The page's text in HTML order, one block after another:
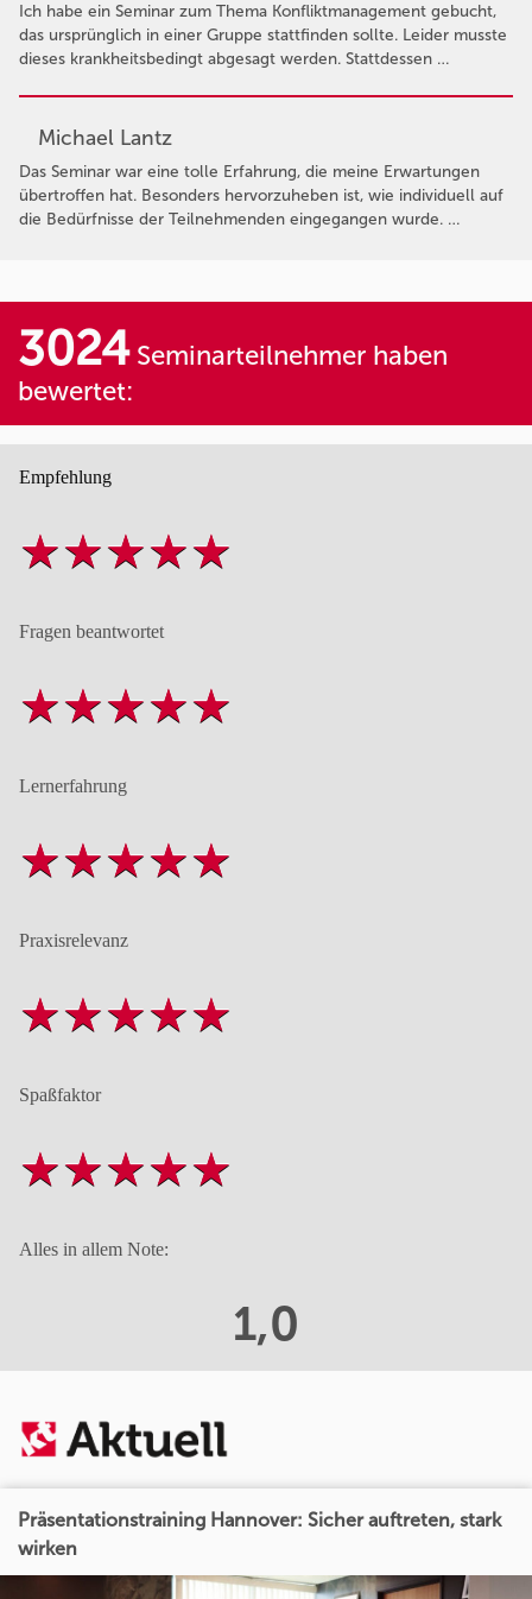
Ich habe ein Seminar zum Thema Konfliktmanagement gebucht,
das ursprünglich in einer Gruppe stattfinden sollte. Leider musste
dieses krankheitsbedingt abgesagt werden. Stattdessen …
Michael Lantz
Das Seminar war eine tolle Erfahrung, die meine Erwartungen
übertroffen hat. Besonders hervorzuheben ist, wie individuell auf
die Bedürfnisse der Teilnehmenden eingegangen wurde. …
3024Seminarteilnehmer haben
bewertet:
Empfehlung
Fragen beantwortet
Lernerfahrung
Praxisrelevanz
Spaßfaktor
Alles in allem Note:
1,0
Präsentationstraining Hannover: Sicher auftreten, stark
wirken